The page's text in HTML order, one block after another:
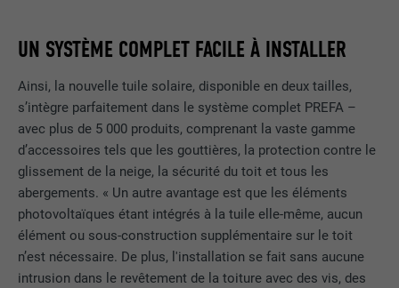
UN SYSTÈME COMPLET FACILE À INSTALLER
Ainsi, la nouvelle tuile solaire, disponible en deux tailles,
s’intègre parfaitement dans le système complet PREFA –
avec plus de 5 000 produits, comprenant la vaste gamme
d’accessoires tels que les gouttières, la protection contre le
glissement de la neige, la sécurité du toit et tous les
abergements. « Un autre avantage est que les éléments
photovoltaïques étant intégrés à la tuile elle-même, aucun
élément ou sous-construction supplémentaire sur le toit
n’est nécessaire. De plus, l'installation se fait sans aucune
intrusion dans le revêtement de la toiture avec des vis, des